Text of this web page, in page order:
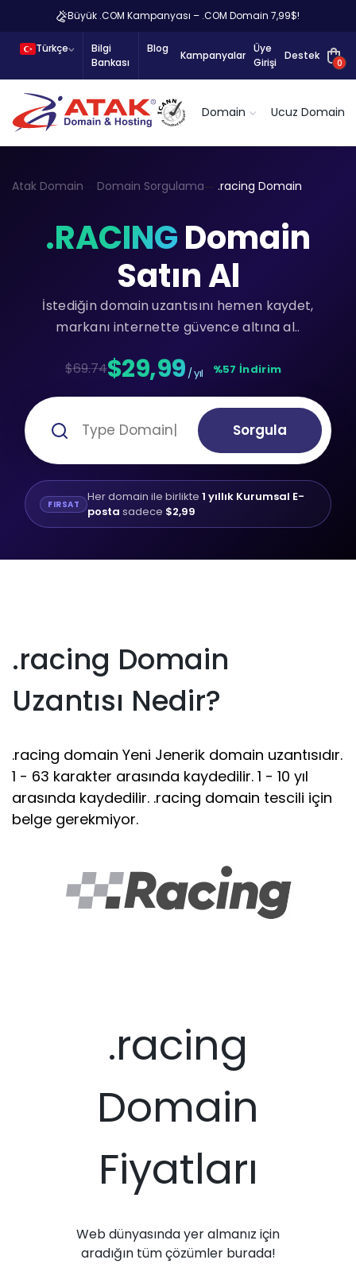
Büyük .COM Kampanyası – .COM Domain 7,99$!
Türkçe
Bilgi
Bankası
Blog
Kampanyalar
Üye
Girişi
Destek
0
Domain Ucuz Domain
Atak Domain Domain Sorgulama .racing Domain
.RACINGDomain
Satın Al
İstediğin domain uzantısını hemen kaydet,
markanı internette güvence altına al..
$69.74$29,99 / yıl %57 İndirim
Sorgula
FIRSAT Her domain ile birlikte 1 yıllık Kurumsal E-
posta sadece $2,99
.racing Domain
Uzantısı Nedir?
.racing domain Yeni Jenerik domain uzantısıdır.
1 - 63 karakter arasında kaydedilir. 1 - 10 yıl
arasında kaydedilir. .racing domain tescili için
belge gerekmiyor.
.racing
Domain
Fiyatları
Web dünyasında yer almanız için
aradığın tüm çözümler burada!